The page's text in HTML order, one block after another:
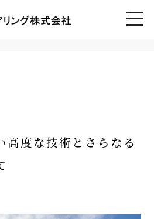
鹿島エンジニアリング株
高度な技術とさらなる